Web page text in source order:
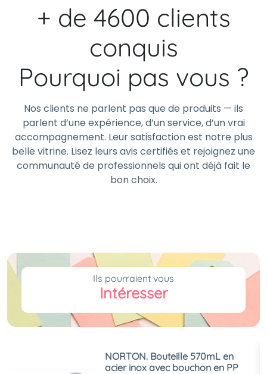
+ de 4600 clients
conquis
Pourquoi pas vous ?
Nos clients ne parlent pas que de produits — ils
parlent d’une expérience, d’un service, d’un vrai
accompagnement. Leur satisfaction est notre plus
belle vitrine. Lisez leurs avis certifiés et rejoignez une
communauté de professionnels qui ont déjà fait le
bon choix.
Ils pourraient vous
Intéresser
NORTON. Bouteille 570mL en
acier inox avec bouchon en PP